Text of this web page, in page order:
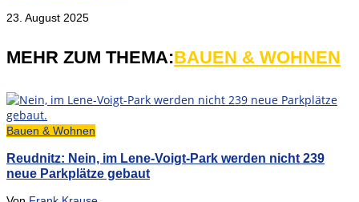
23. August 2025
MEHR ZUM THEMA:BAUEN & WOHNEN
Bauen & Wohnen
Reudnitz: Nein, im Lene-Voigt-Park werden nicht 239
neue Parkplätze gebaut